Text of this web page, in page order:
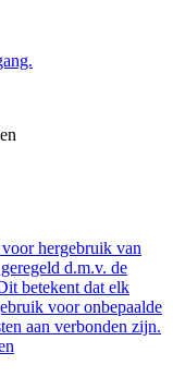
hergebruik van
d.m.v. de
betekent dat elk
voor onbepaalde
aan verbonden zijn.